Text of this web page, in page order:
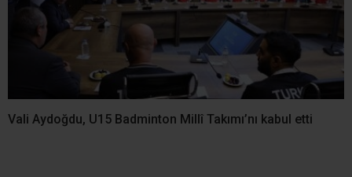
Vali Aydoğdu, U15 Badminton Millî Takımı’nı kabul etti